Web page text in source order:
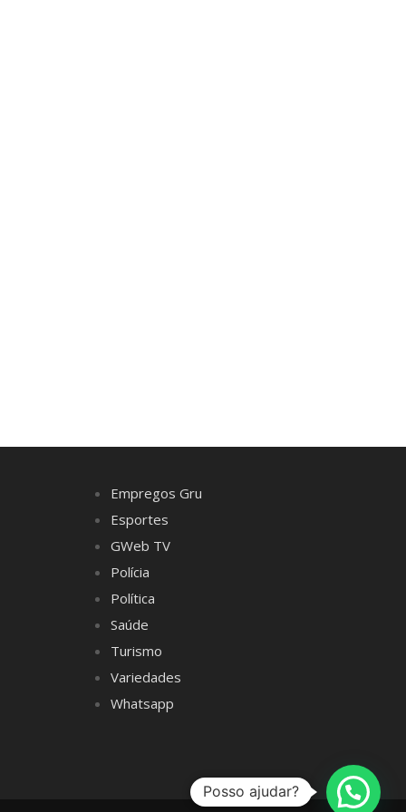
Empregos Gru
Esportes
GWeb TV
Polícia
Política
Saúde
Turismo
Variedades
Whatsapp
Posso ajudar?